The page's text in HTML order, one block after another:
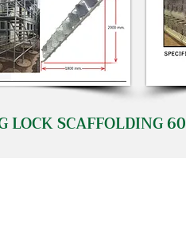
SCAFFOLDING 60